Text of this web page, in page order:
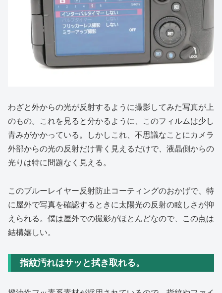
わざと外からの光が反射するように撮影してみた写真が上
のもの。これを見ると分かるように、このフィルムは少し
青みがかかっている。しかしこれ、不思議なことにカメラ
外部からの光の反射だけ青く見えるだけで、液晶側からの
光りは特に問題なく見える。
このブルーレイヤー反射防止コーティングのおかげで、特
に屋外で写真を確認するときに太陽光の反射の眩しさが抑
えられる。僕は屋外での撮影がほとんどなので、この点は
結構嬉しい。
指紋汚れはサッと拭き取れる。